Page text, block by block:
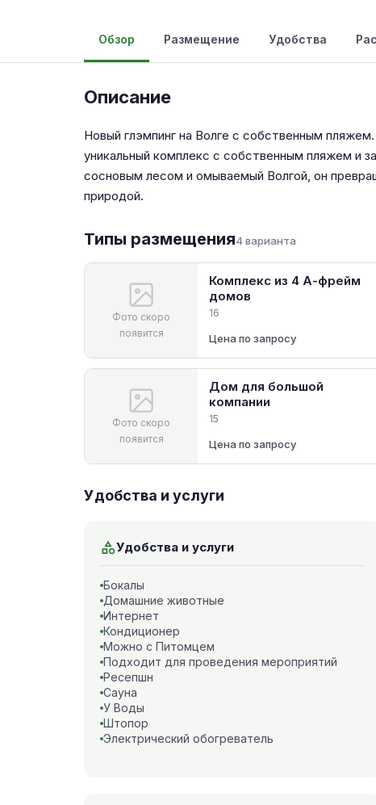
Обзор Размещение Удобства
Описание
Новый глэмпинг на Волге с собственным
уникальный комплекс с собственным пляжем и
сосновым лесом и омываемый Волгой, он
природой.
Типы размещения4 варианта
Фото скоро
появится
Комплекс из 4 А-фрейм
домов
16
Цена по запросу
Фото скоро
появится
Дом для большой
компании
15
Цена по запросу
Удобства и услуги
Удобства и услуги
Бокалы
Домашние животные
Интернет
Кондиционер
Можно с Питомцем
Подходит для проведения мероприятий
Ресепшн
Сауна
У Воды
Штопор
Электрический обогреватель